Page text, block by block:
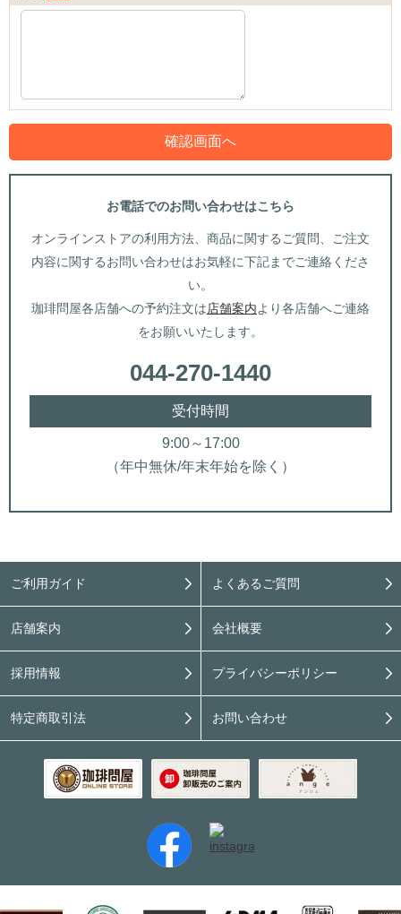
お電話でのお問い合わせはこちら
オンラインストアの利用方法、商品に関するご質問、ご注文
内容に関するお問い合わせはお気軽に下記までご連絡くださ
い。
珈琲問屋各店舗への予約注文は店舗案内より各店舗へご連絡
をお願いいたします。
044-270-1440
受付時間
9:00～17:00
（年中無休/年末年始を除く）
ご利用ガイド よくあるご質問
店舗案内 会社概要
採用情報 プライバシーポリシー
特定商取引法 お問い合わせ